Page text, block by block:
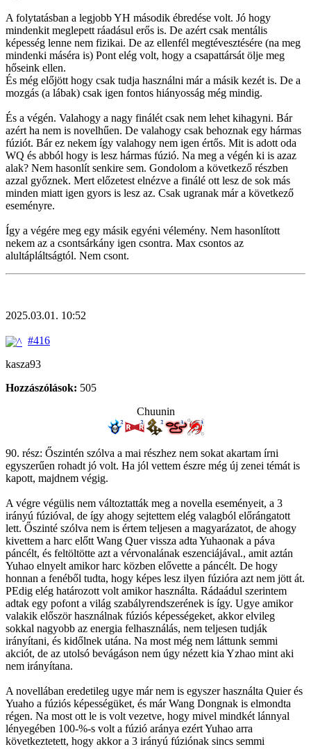
A folytatásban a legjobb YH második ébredése volt. Jó hogy
mindenkit meglepett ráadásul erős is. De azért csak mentális
képesség lenne nem fizikai. De az ellenfél megtévesztésére (na meg
mindenki máséra is) Pont elég volt, hogy a csapattársát ölje meg
hőseink ellen.
És még előjött hogy csak tudja használni már a másik kezét is. De a
mozgás (a lábak) csak igen fontos hiányosság még mindig.
És a végén. Valahogy a nagy finálét csak nem lehet kihagyni. Bár
azért ha nem is novelhűen. De valahogy csak behoznak egy hármas
fúziót. Bár ez nekem így valahogy nem igen értős. Mit is adott oda
WQ és abból hogy is lesz hármas fúzió. Na meg a végén ki is azaz
alak? Nem hasonlít senkire sem. Gondolom a következő részben
azzal győznek. Mert előzetest elnézve a finálé ott lesz de sok más
minden miatt igen gyors is lesz az. Csak ugranak már a következő
eseményre.
Így a végére meg egy másik egyéni vélemény. Nem hasonlított
nekem az a csontsárkány igen csontra. Max csontos az
alultápláltságtól. Nem csont.
2025.03.01. 10:52
#416
kasza93
Hozzászólások: 505
Chuunin
90. rész: Őszintén szólva a mai részhez nem sokat akartam írni
egyszerűen rohadt jó volt. Ha jól vettem észre még új zenei témát is
kapott, majdnem végig.
A végre végülis nem változtatták meg a novella eseményeit, a 3
irányú fúzióval, de így ahogy sejtettem elég valagból előrángatott
lett. Őszinté szólva nem is értem teljesen a magyarázatot, de ahogy
kivettem a harc előtt Wang Quer vissza adta Yuhaonak a páva
páncélt, és feltöltötte azt a vérvonalának eszenciájával., amit aztán
Yuhao elnyelt amikor harc közben elővette a páncélt. De hogy
honnan a fenéből tudta, hogy képes lesz ilyen fúzióra azt nem jött át.
PEdig elég határozott volt amikor használta. Rádaádul szerintem
adtak egy pofont a világ szabályrendszerének is így. Ugye amikor
valakik először használnak fúziós képességeket, akkor elvileg
sokkal nagyobb az energia felhasználás, nem teljesen tudják
irányítani, és kidőlnek utána. Na most még nem láttunk semmi
akciót, de az utolsó bevágáson nem úgy nézett kia Yzhao mint aki
nem irányítana.
A novellában eredetileg ugye már nem is egyszer használta Quier és
Yuaho a fúziós képességüket, és már Wang Dongnak is elmondta
régen. Na most ott le is volt vezetve, hogy mivel mindkét lánnyal
lényegében 100-%-s volt a fúzió aránya ezért Yuhao arra
következtetett, hogy akkor a 3 irányú fúziónak sincs semmi